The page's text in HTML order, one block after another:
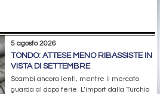
5 agosto 2026
TONDO: ATTESE MENO RIBASSISTE IN
VISTA DI SETTEMBRE
Scambi ancora lenti, mentre il mercato
guarda al dopo ferie. L’import dalla Turchia